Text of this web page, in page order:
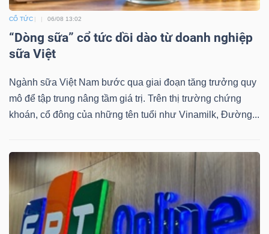
CỔ TỨC 06/08 13:02
“Dòng sữa” cổ tức dồi dào từ doanh nghiệp
sữa Việt
Ngành sữa Việt Nam bước qua giai đoạn tăng trưởng quy
mô để tập trung nâng tầm giá trị. Trên thị trường chứng
khoán, cổ đông của những tên tuổi như Vinamilk, Đường...
YẾU
TIÊU
DÙNG
THIẾT
CHĂM
SÓC